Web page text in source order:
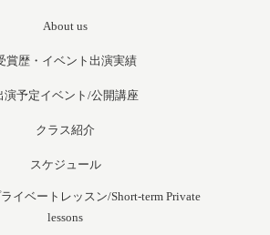
About us
賞歴・イベント出演実績
演予定イベント/公開講座
クラス紹介
スケジュール
イベートレッスン/Short-term Private
lessons